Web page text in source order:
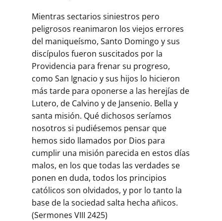
Mientras sectarios siniestros pero
peligrosos reanimaron los viejos errores
del maniqueísmo, Santo Domingo y sus
discípulos fueron suscitados por la
Providencia para frenar su progreso,
como San Ignacio y sus hijos lo hicieron
más tarde para oponerse a las herejías de
Lutero, de Calvino y de Jansenio. Bella y
santa misión. Qué dichosos seríamos
nosotros si pudiésemos pensar que
hemos sido llamados por Dios para
cumplir una misión parecida en estos días
malos, en los que todas las verdades se
ponen en duda, todos los principios
católicos son olvidados, y por lo tanto la
base de la sociedad salta hecha añicos.
(Sermones VIII 2425)